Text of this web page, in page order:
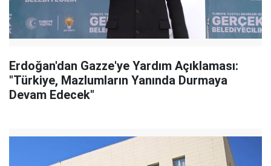
Erdoğan'dan Gazze'ye Yardım Açıklaması:
"Türkiye, Mazlumların Yanında Durmaya
Devam Edecek"